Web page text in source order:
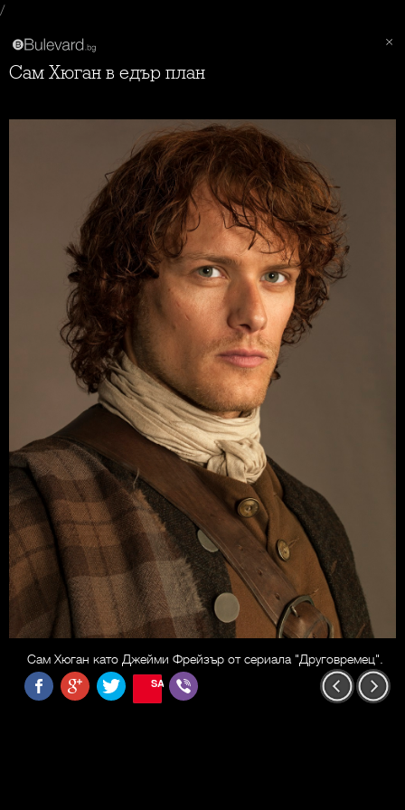
/
Сам Хюган в едър план
Сам Хюган като Джейми Фрейзър от сериала "Друговремец".
SAVE